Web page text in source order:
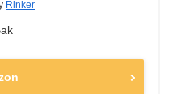
Rinker